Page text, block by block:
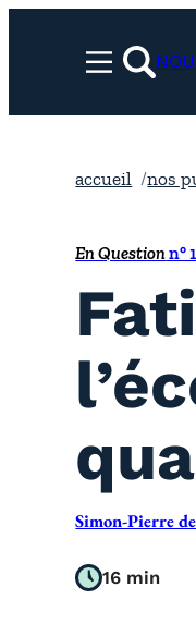
Menu
accueil nos
En Questionn°
Simon-Pierre
16 min